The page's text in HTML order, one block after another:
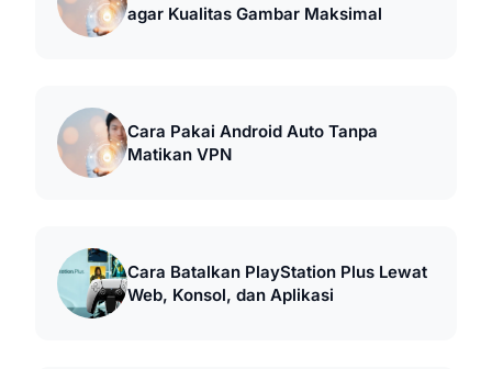
agar Kualitas Gambar Maksimal
Cara Pakai Android Auto Tanpa
Matikan VPN
Cara Batalkan PlayStation Plus Lewat
Web, Konsol, dan Aplikasi